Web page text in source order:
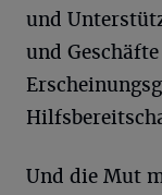
und
und
Und die Mut